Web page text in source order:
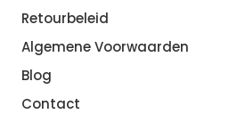
Retourbeleid
Algemene Voorwaarden
Blog
Contact